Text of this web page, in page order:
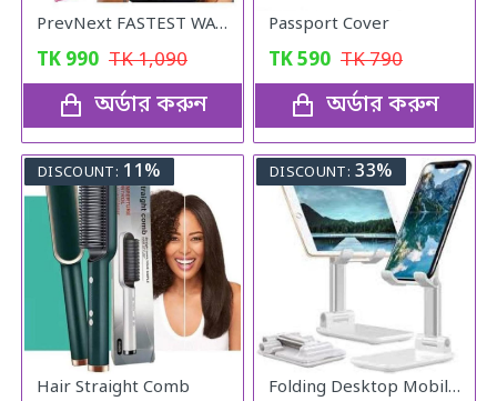
PrevNext FASTEST WAY TO STRAIGHTEN YOUR HAIR
TK 990 TK1,090
অর্ডার করুন
Passport Cover
TK590 TK790
অর্ডার করুন
DISCOUNT: 11%
Hair Straight Comb
DISCOUNT: 33%
Folding Desktop Mobile Phone Stand